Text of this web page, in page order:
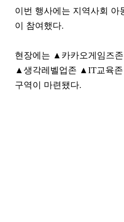
이번 행사에는 지역사회 아
이 참여했다.
현장에는 ▲카카오게임즈
▲생각레벨업존 ▲IT교육
구역이 마련됐다.